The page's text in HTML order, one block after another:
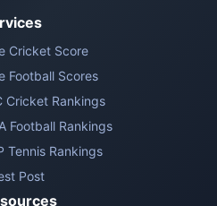
Cricket Score
Football Scores
Cricket Rankings
Football Rankings
Tennis Rankings
Post